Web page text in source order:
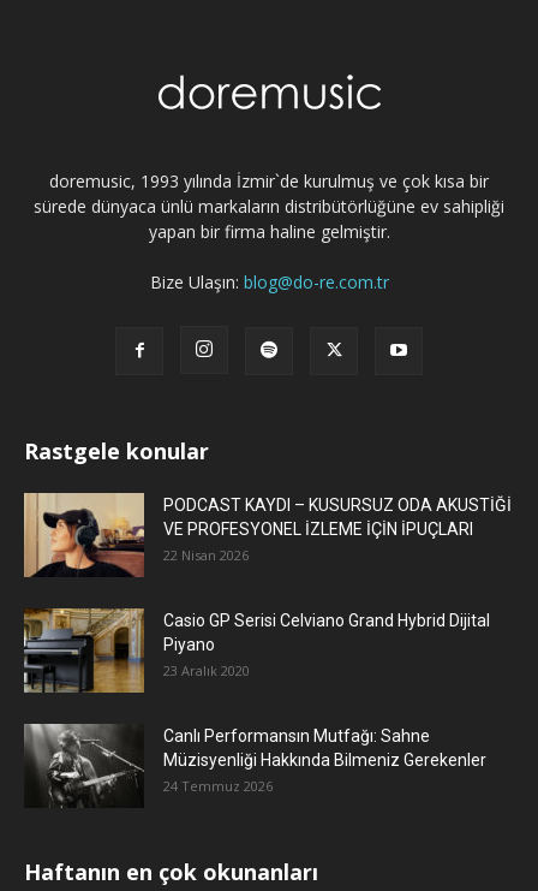
doremusic, 1993 yılında İzmir`de kurulmuş ve çok kısa bir
sürede dünyaca ünlü markaların distribütörlüğüne ev sahipliği
yapan bir firma haline gelmiştir.
Bize Ulaşın: blog@do-re.com.tr
Rastgele konular
PODCAST KAYDI – KUSURSUZ ODA AKUSTİĞİ
VE PROFESYONEL İZLEME İÇİN İPUÇLARI
22 Nisan 2026
Casio GP Serisi Celviano Grand Hybrid Dijital
Piyano
23 Aralık 2020
Canlı Performansın Mutfağı: Sahne
Müzisyenliği Hakkında Bilmeniz Gerekenler
24 Temmuz 2026
Haftanın en çok okunanları